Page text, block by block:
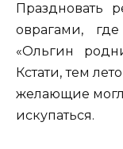
Праздновать
оврагами,
«Ольгин
Кстати, тем
желающие
искупаться.